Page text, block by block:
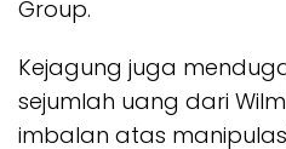
Group.
Kejagung juga
sejumlah uang dari
imbalan atas